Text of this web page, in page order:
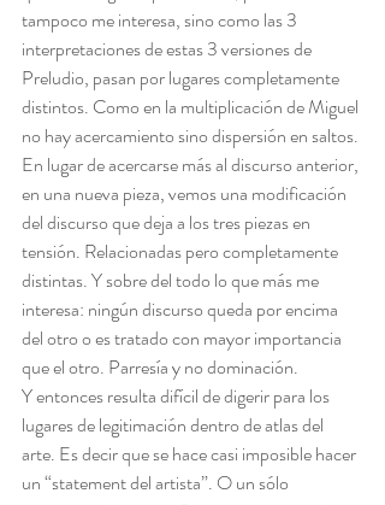
tampoco me interesa, sino como las 3
interpretaciones de estas 3 versiones de
Preludio, pasan por lugares completamente
distintos. Como en la multiplicación de Miguel
no hay acercamiento sino dispersión en saltos.
En lugar de acercarse más al discurso anterior,
en una nueva pieza, vemos una modificación
del discurso que deja a los tres piezas en
tensión. Relacionadas pero completamente
distintas. Y sobre del todo lo que más me
interesa: ningún discurso queda por encima
del otro o es tratado con mayor importancia
que el otro. Parresía y no dominación.
Y entonces resulta difícil de digerir para los
lugares de legitimación dentro de atlas del
arte. Es decir que se hace casi imposible hacer
un “statement del artista”. O un sólo